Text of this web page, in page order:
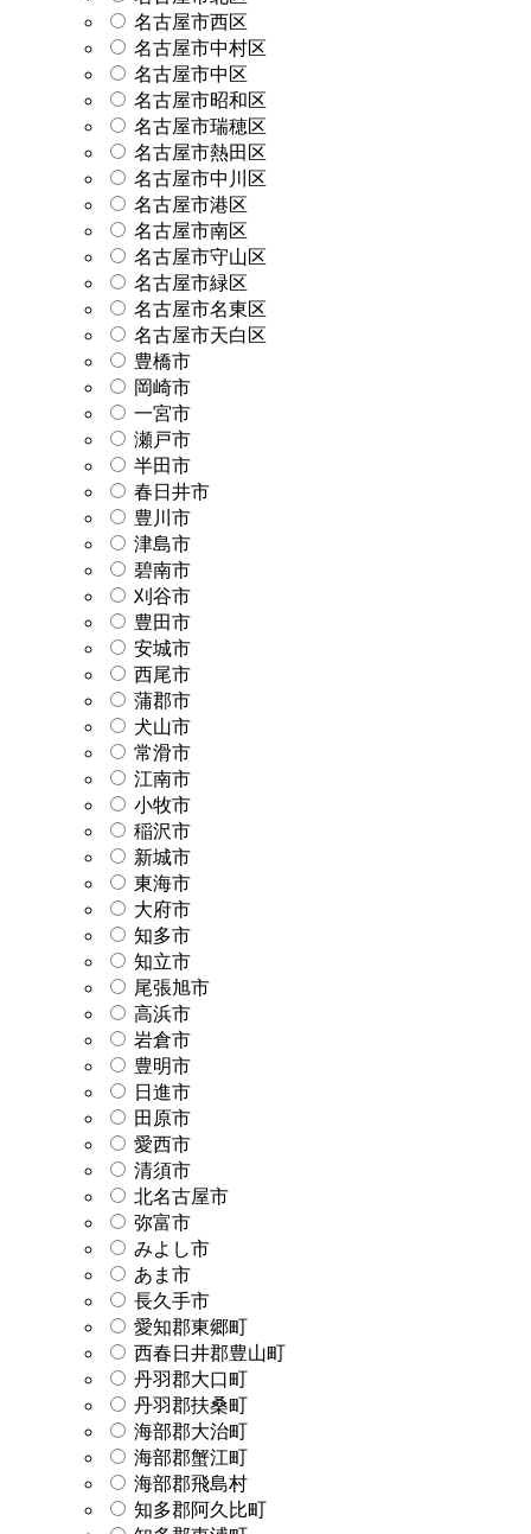
名古屋市西区
名古屋市中村区
名古屋市中区
名古屋市昭和区
名古屋市瑞穂区
名古屋市熱田区
名古屋市中川区
名古屋市港区
名古屋市南区
名古屋市守山区
名古屋市緑区
名古屋市名東区
名古屋市天白区
豊橋市
岡崎市
一宮市
瀬戸市
半田市
春日井市
豊川市
津島市
碧南市
刈谷市
豊田市
安城市
西尾市
蒲郡市
犬山市
常滑市
江南市
小牧市
稲沢市
新城市
東海市
大府市
知多市
知立市
尾張旭市
高浜市
岩倉市
豊明市
日進市
田原市
愛西市
清須市
北名古屋市
弥富市
みよし市
あま市
長久手市
愛知郡東郷町
西春日井郡豊山町
丹羽郡大口町
丹羽郡扶桑町
海部郡大治町
海部郡蟹江町
海部郡飛島村
知多郡阿久比町